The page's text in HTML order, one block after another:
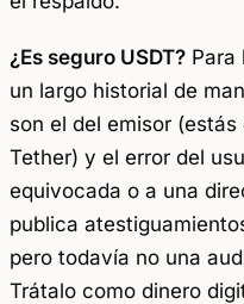
¿Es seguro USDT? Para
un largo historial de
son el del emisor
Tether) y el error del
equivocada o a una
publica
pero todavía no una
Trátalo como dinero